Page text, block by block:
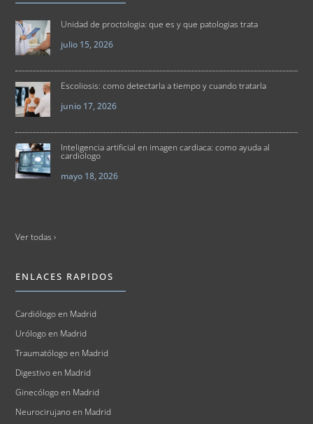
Unidad de proctologia: que es y que patologias trata
julio 15, 2026
Escoliosis: como detectarla a tiempo y cuando tratarla
junio 17, 2026
Inteligencia artificial en imagen cardiaca: como ayuda al
cardiologo
mayo 18, 2026
Ver todas ›
ENLACES RAPIDOS
Cardiólogo en Madrid
Urólogo en Madrid
Traumatólogo en Madrid
Digestivo en Madrid
Ginecólogo en Madrid
Neurocirujano en Madrid